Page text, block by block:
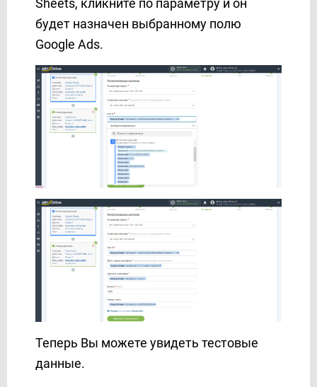
Zadarma
Zoho CRM
Новая Почта
Телеграм
6. AI TOOLS
7. ФОРМАТИРОВАНИЕ
8. МАТЕМАТИЧЕСКИЕ операции
9. ПОИСК данных
10. ФИЛЬТР данных
11. ЛОГИКА Если/То
О сервисе
Партнерский кабинет
Тарифы и Оплата
Sheets, кликните по параметру и он
будет назначен выбранному полю
Google Ads.
Теперь Вы можете увидеть тестовые
данные.